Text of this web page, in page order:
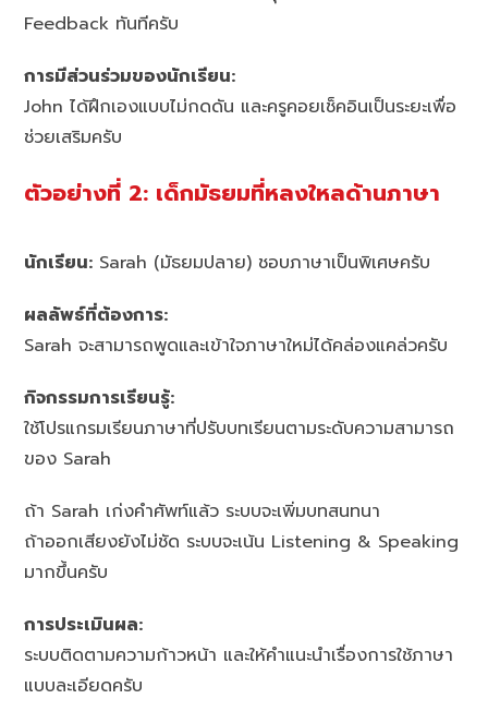
Feedback ทันทีครับ
การมีส่วนร่วมของนักเรียน:
John ได้ฝึกเองแบบไม่กดดัน และครูคอยเช็คอินเป็นระยะเพื่อ
ช่วยเสริมครับ
ตัวอย่างที่ 2: เด็กมัธยมที่หลงใหลด้านภาษา
นักเรียน: Sarah (มัธยมปลาย) ชอบภาษาเป็นพิเศษครับ
ผลลัพธ์ที่ต้องการ:
Sarah จะสามารถพูดและเข้าใจภาษาใหม่ได้คล่องแคล่วครับ
กิจกรรมการเรียนรู้:
ใช้โปรแกรมเรียนภาษาที่ปรับบทเรียนตามระดับความสามารถ
ของ Sarah
ถ้า Sarah เก่งคำศัพท์แล้ว ระบบจะเพิ่มบทสนทนา
ถ้าออกเสียงยังไม่ชัด ระบบจะเน้น Listening & Speaking
มากขึ้นครับ
การประเมินผล:
ระบบติดตามความก้าวหน้า และให้คำแนะนำเรื่องการใช้ภาษา
แบบละเอียดครับ